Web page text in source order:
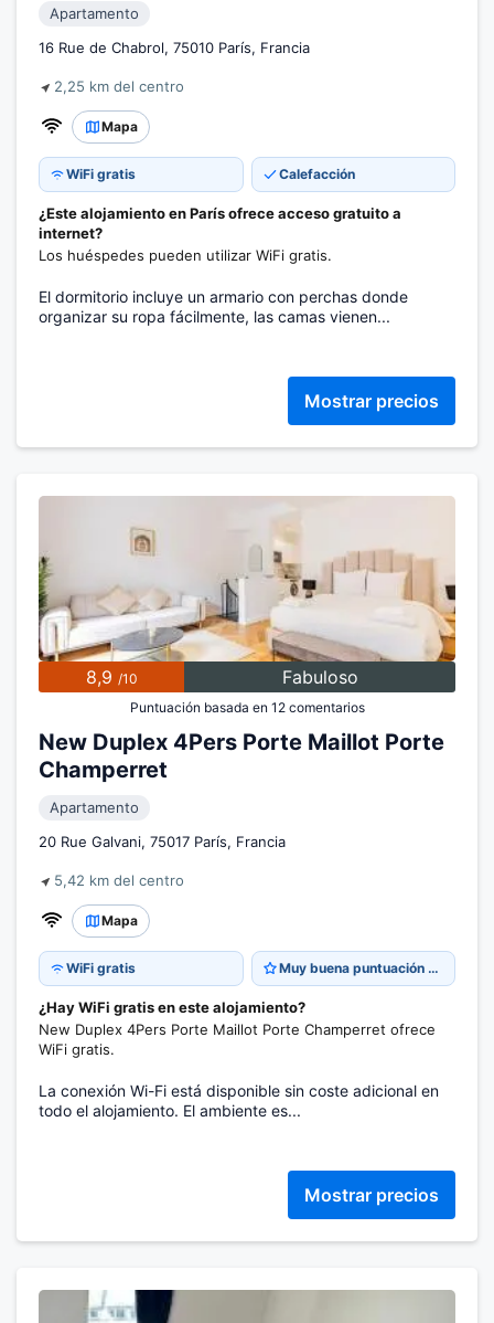
Apartamento
16 Rue de Chabrol, 75010 París, Francia
2,25 km del centro
Mapa
WiFi gratis Calefacción
¿Este alojamiento en París ofrece acceso gratuito a
internet?
Los huéspedes pueden utilizar WiFi gratis.
El dormitorio incluye un armario con perchas donde
organizar su ropa fácilmente, las camas vienen...
Mostrar precios
8,9 /10 Fabuloso
Puntuación basada en 12 comentarios
New Duplex 4Pers Porte Maillot Porte
Champerret
Apartamento
20 Rue Galvani, 75017 París, Francia
5,42 km del centro
Mapa
WiFi gratis Muy buena puntuación 8,9
¿Hay WiFi gratis en este alojamiento?
New Duplex 4Pers Porte Maillot Porte Champerret ofrece
WiFi gratis.
La conexión Wi-Fi está disponible sin coste adicional en
todo el alojamiento. El ambiente es...
Mostrar precios